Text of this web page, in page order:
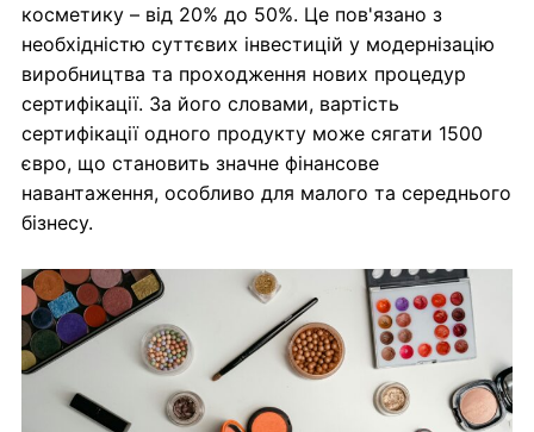
косметику – від 20% до 50%. Це пов'язано з
необхідністю суттєвих інвестицій у модернізацію
виробництва та проходження нових процедур
сертифікації. За його словами, вартість
сертифікації одного продукту може сягати 1500
євро, що становить значне фінансове
навантаження, особливо для малого та середнього
бізнесу.